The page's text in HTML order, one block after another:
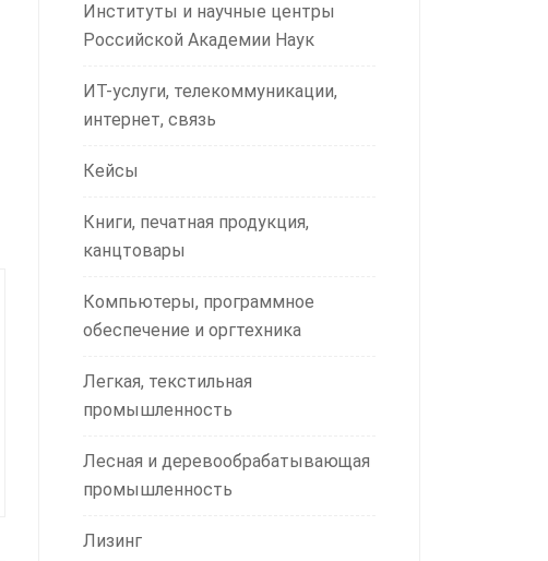
Институты и научные центры
Российской Академии Наук
ИТ-услуги, телекоммуникации,
интернет, связь
Кейсы
Книги, печатная продукция,
канцтовары
Компьютеры, программное
обеспечение и оргтехника
Легкая, текстильная
промышленность
Лесная и деревообрабатывающая
промышленность
Лизинг